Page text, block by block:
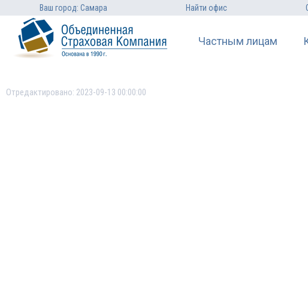
Ваш город: Самара Найти офис
Частным лицам
Отредактировано: 2023-09-13 00:00:00